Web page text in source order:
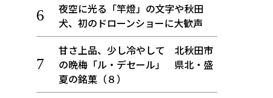
夜空に光る「竿燈」の文字や秋田
犬、初のドローンショーに大歓声
甘さ上品、少し冷やして 北秋田市
の晩梅「ル・デセール」 県北・盛
夏の銘菓（８）